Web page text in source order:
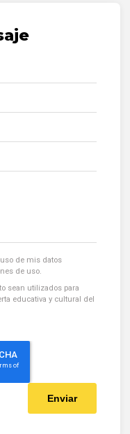
de mis datos
de uso.
sean utilizados para
educativa y cultural del